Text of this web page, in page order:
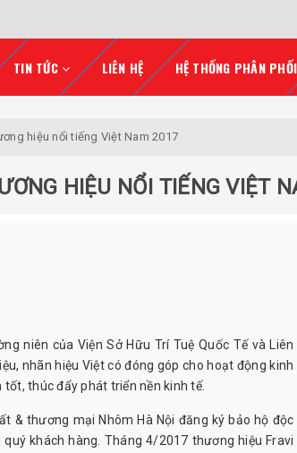
TIN TỨC LIÊN HỆ HỆ THỐNG PHÂN PHỐI
hiệu nổi tiếng Việt Nam 2017
HIỆU NỔI TIẾNG VIỆT
niên của Viện Sở Hữu Trí Tuệ Quốc Tế và Liên
nhãn hiệu Việt có đóng góp cho hoạt động kinh
thúc đẩy phát triển nền kinh tế.
& thương mại Nhôm Hà Nội đăng ký bảo hộ độc
khách hàng. Tháng 4/2017 thương hiệu Fravi